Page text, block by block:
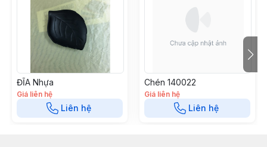
ĐĨA Nhựa
Giá liên hệ
Liên hệ
Chén 140022
Giá liên hệ
Liên hệ